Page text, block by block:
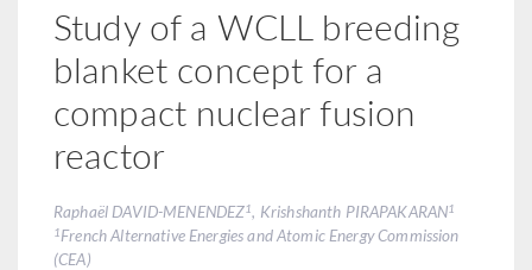
Study of a WCLL breeding
blanket concept for a
compact nuclear fusion
reactor
Raphaël DAVID-MENENDEZ1, Krishshanth PIRAPAKARAN1
1French Alternative Energies and Atomic Energy Commission
(CEA)